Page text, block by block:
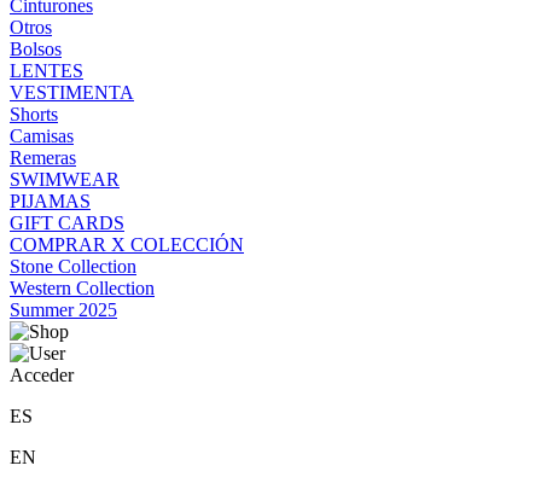
Cinturones
Otros
Bolsos
LENTES
VESTIMENTA
Shorts
Camisas
Remeras
SWIMWEAR
PIJAMAS
GIFT CARDS
COMPRAR X COLECCIÓN
Stone Collection
Western Collection
Summer 2025
Acceder
ES
EN